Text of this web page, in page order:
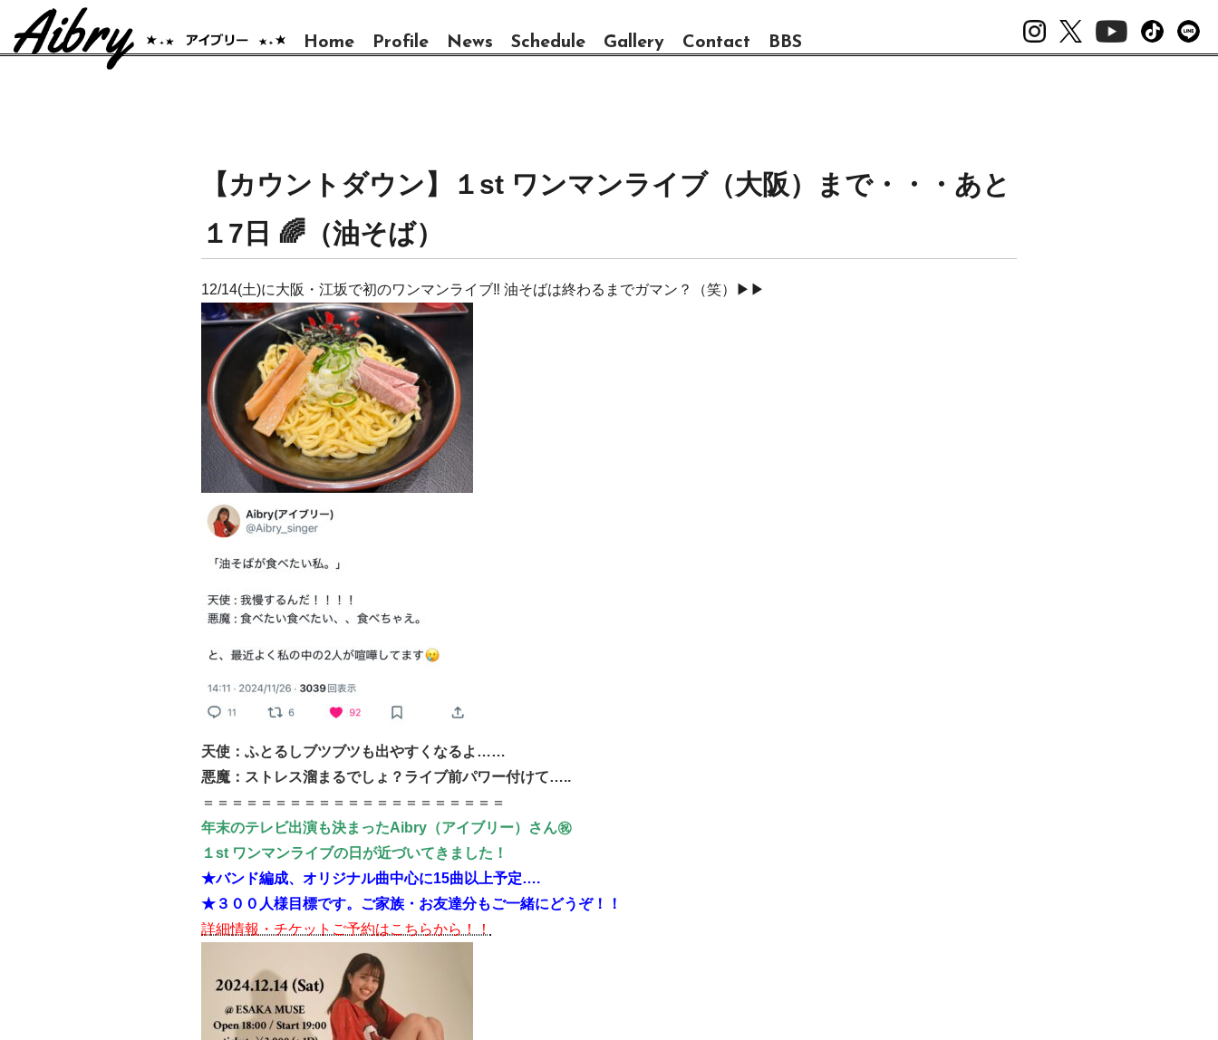
Home Profile News Schedule Gallery Contact BBS
【カウントダウン】１st ワンマンライブ（大阪）まで・・・あと
１7日 🌈（油そば）
12/14(土)に大阪・江坂で初のワンマンライブ‼️ 油そばは終わるまでガマン？（笑）▶▶
天使：ふとるしブツブツも出やすくなるよ……
悪魔：ストレス溜まるでしょ？ライブ前パワー付けて…..
＝＝＝＝＝＝＝＝＝＝＝＝＝＝＝＝＝＝＝＝＝
年末のテレビ出演も決まったAibry（アイブリー）さん㊗️
１st ワンマンライブの日が近づいてきました！
★バンド編成、オリジナル曲中心に15曲以上予定….
★３００人様目標です。 ご家族・お友達分もご一緒にどうぞ！！
詳細情報・チケットご予約はこちらから！！